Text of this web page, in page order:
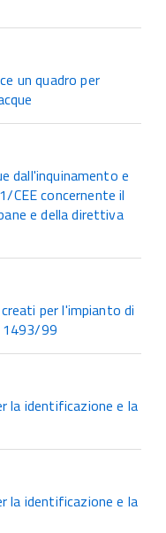
un quadro per
dall'inquinamento e
concernente il
e della direttiva
per l'impianto di
1493/99
la identificazione e la
la identificazione e la